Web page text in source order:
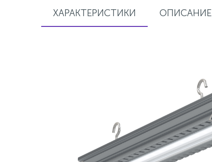
ХАРАКТЕРИСТИКИ ОПИСАНИЕ